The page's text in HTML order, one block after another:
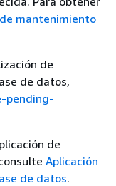
mantenimiento
de
de datos,
pending-
de
Aplicación
de datos.